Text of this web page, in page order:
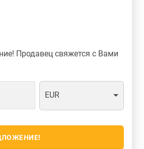
Продавец свяжется с Вами
EUR